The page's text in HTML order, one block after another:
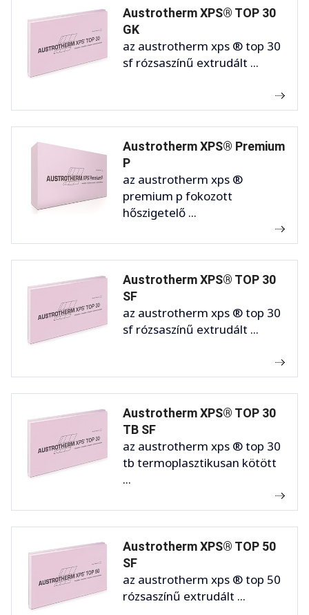
Austrotherm XPS® TOP 30
GK
az austrotherm xps ® top 30
sf rózsaszínű extrudált ...
Austrotherm XPS® Premium
P
az austrotherm xps ®
premium p fokozott
hőszigetelő ...
Austrotherm XPS® TOP 30
SF
az austrotherm xps ® top 30
sf rózsaszínű extrudált ...
Austrotherm XPS® TOP 30
TB SF
az austrotherm xps ® top 30
tb termoplasztikusan kötött
...
Austrotherm XPS® TOP 50
SF
az austrotherm xps ® top 50
rózsaszínű extrudált ...